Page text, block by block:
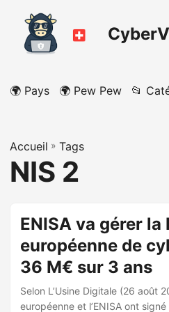
🌍 Pays 🌍 Pew Pew 📂
Accueil » Tags
NIS 2
ENISA va gérer la
européenne de
36 M€ sur 3 ans
Selon L’Usine Digitale (26 août
européenne et l’ENISA ont